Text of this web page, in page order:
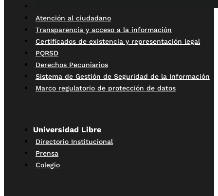
Atención al ciudadano
Transparencia y acceso a la información
Certificados de existencia y representación legal
PQRSD
Derechos Pecuniarios
Sistema de Gestión de Seguridad de la Información
Marco regulatorio de protección de datos
Universidad Libre
Directorio Institucional
Prensa
Colegio